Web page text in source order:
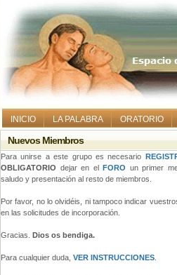
INICIO LA PALABRA ORATORIO
Nuevos Miembros
Para unirse a este grupo es necesario
OBLIGATORIO dejar en el FORO un primer
saludo y presentación al resto de miembros.
Por favor, no lo olvidéis, ni tampoco indicar
en las solicitudes de incorporación.
Gracias. Dios os bendiga.
Para cualquier duda, VER INSTRUCCIONES